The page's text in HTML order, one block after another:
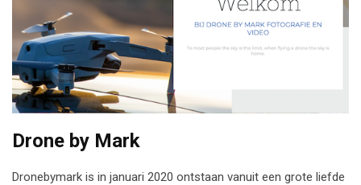
Drone by Mark
Dronebymark is in januari 2020 ontstaan vanuit een grote liefde